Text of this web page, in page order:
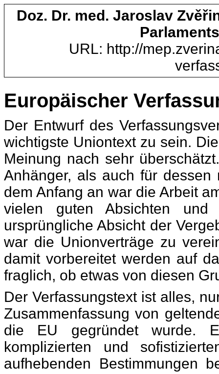
Doz. Dr. med. Jaroslav
URL: http://
Europäischer
Der Entwurf des
wichtigste Uniontext zu sein.
Meinung nach sehr
Anhänger, als auch für
dem Anfang an war die Arbeit
vielen guten Absichten und
ursprüngliche Absicht der
war die Unionverträge zu
damit vorbereitet werden auf
fraglich, ob etwas von diesen
Der Verfassungstext ist alles,
Zusammenfassung von
die EU gegründet wurde.
komplizierten und
aufhebenden Bestimmungen